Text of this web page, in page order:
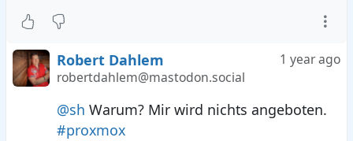
1 year ago
Robert Dahlem
robertdahlem@mastodon.social
@sh Warum? Mir wird nichts angeboten.
#proxmox